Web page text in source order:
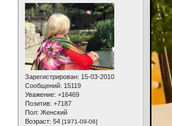
Зарегистрирован: 15-03-2010
Сообщений: 15119
Уважение: +16469
Позитив: +7187
Пол: Женский
Возраст: 54 [1971-09-06]